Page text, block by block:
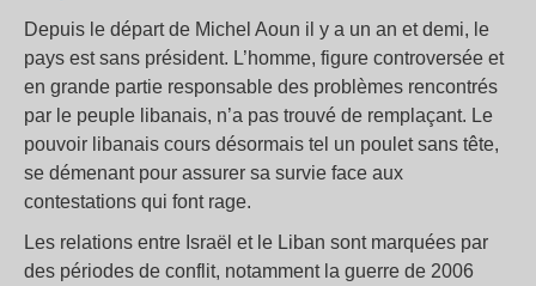
Depuis le départ de Michel Aoun il y a un an et demi, le
pays est sans président. L’homme, figure controversée et
en grande partie responsable des problèmes rencontrés
par le peuple libanais, n’a pas trouvé de remplaçant. Le
pouvoir libanais cours désormais tel un poulet sans tête,
se démenant pour assurer sa survie face aux
contestations qui font rage.
Les relations entre Israël et le Liban sont marquées par
des périodes de conflit, notamment la guerre de 2006